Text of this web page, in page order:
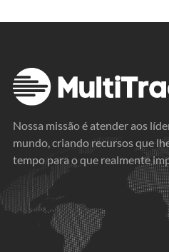
Nossa missão é atender aos
mundo, criando recursos que
tempo para o que realmente